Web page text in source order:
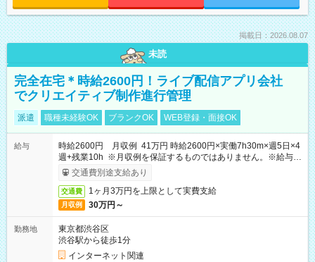
掲載日：2026.08.07
未読
完全在宅＊時給2600円！ライブ配信アプリ会社
でクリエイティブ制作進行管理
派遣 職種未経験OK ブランクOK WEB登録・面接OK
給与
時給2600円 月収例 41万円 時給2600円×実働7h30m×週5日×4
週+残業10h ※月収例を保証するものではありません。※給与即
受取りサービス利用可（利用条件有）
交通費別途支給あり
交通費 1ヶ月3万円を上限として実費支給
月収例 30万円～
勤務地
東京都渋谷区
渋谷駅から徒歩1分
インターネット関連